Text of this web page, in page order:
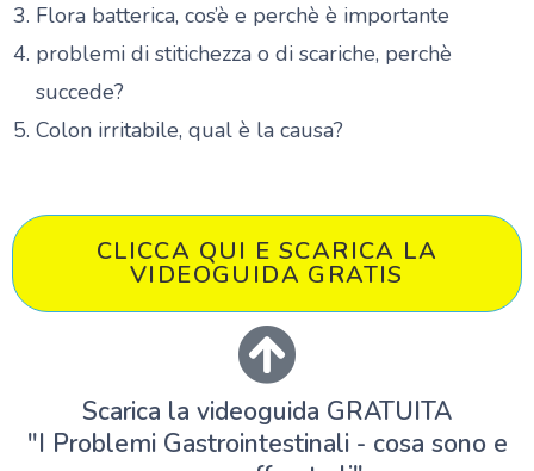
Flora batterica, cos’è e perchè è importante
problemi di stitichezza o di scariche, perchè
succede?
Colon irritabile, qual è la causa?
CLICCA QUI E SCARICA LA
VIDEOGUIDA GRATIS
Scarica la videoguida GRATUITA
"I Problemi Gastrointestinali - cosa sono e